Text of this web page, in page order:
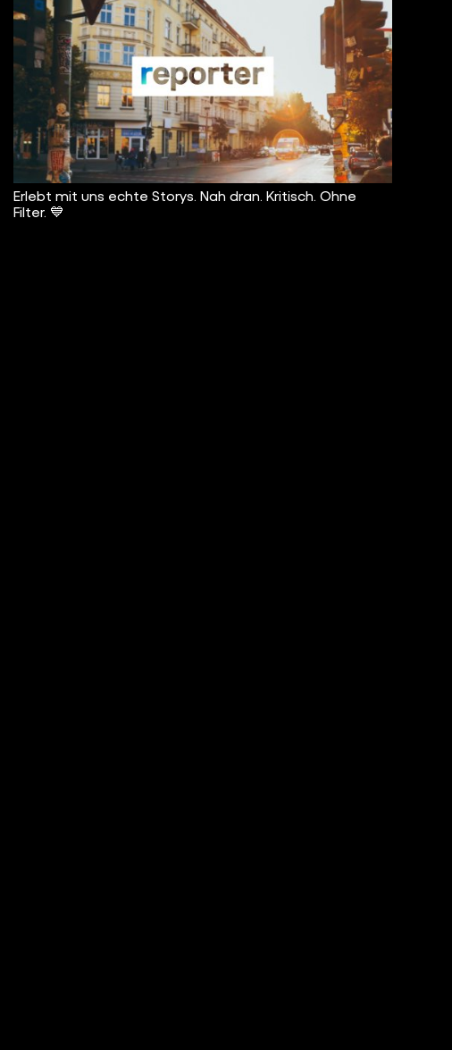
Erlebt mit uns echte Storys. Nah dran. Kritisch. Ohne
Filter. 💙